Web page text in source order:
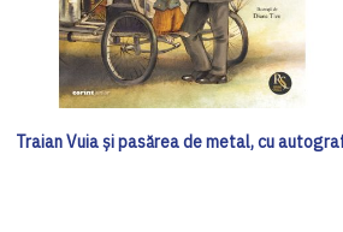
Traian Vuia și pasărea de metal, cu